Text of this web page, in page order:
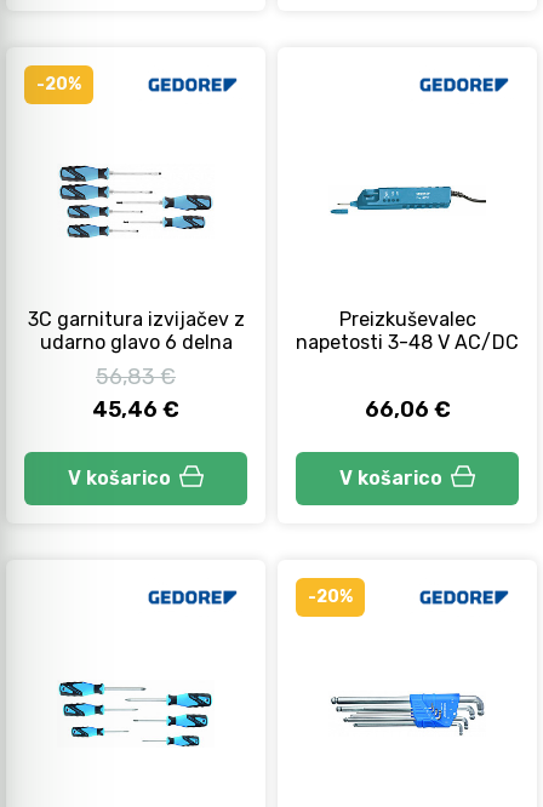
-20%
3C garnitura izvijačev z
udarno glavo 6 delna
56,83 €
45,46 €
V košarico
Preizkuševalec
napetosti 3-48 V AC/DC
66,06 €
V košarico
-20%